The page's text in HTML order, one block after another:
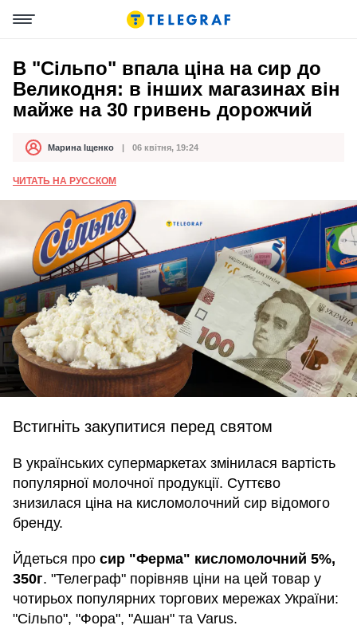
В "Сільпо" впала ціна на сир до
Великодня: в інших магазинах він
майже на 30 гривень дорожчий
АвторМарина Іщенко
Дата публікації 06 квітня, 19:24
ЧИТАТЬ НА РУССКОМ
Встигніть закупитися перед святом
В українських супермаркетах змінилася вартість
популярної молочної продукції. Суттєво
знизилася ціна на кисломолочний сир відомого
бренду.
Йдеться про сир "Ферма" кисломолочний 5%,
350г. "Телеграф" порівняв ціни на цей товар у
чотирьох популярних торгових мережах України:
"Сільпо", "Фора", "Ашан" та Varus.